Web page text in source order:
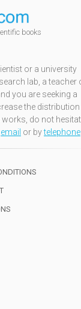
books
or a university
lab, a teacher
you are seeking a
the
do not
email or bytelephone